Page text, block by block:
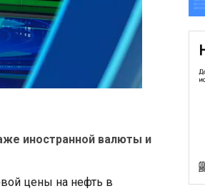
иностранной валюты и
цены на нефть в